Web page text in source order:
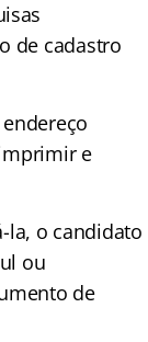
de cadastro
e
la, o candidato
ou
de